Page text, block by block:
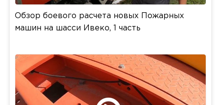
Обзор боевого расчета новых Пожарных
машин на шасси Ивеко, 1 часть